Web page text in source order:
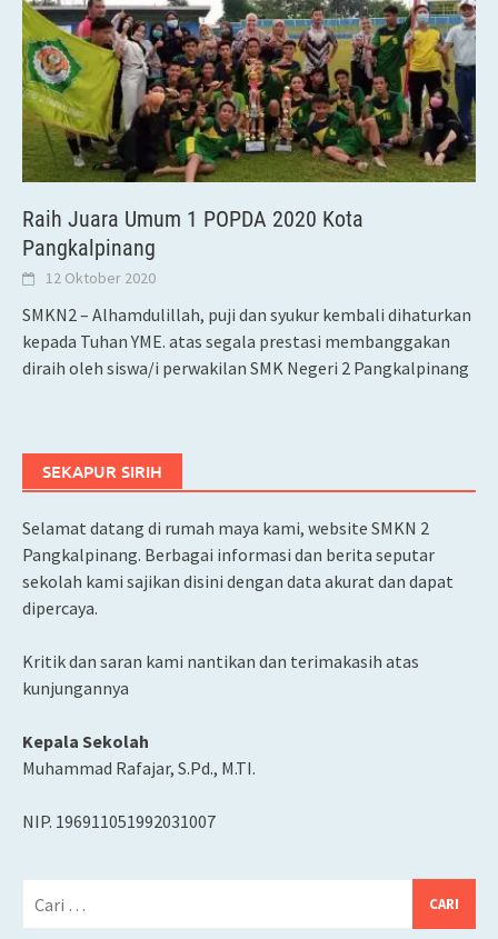
Raih Juara Umum 1 POPDA 2020 Kota
Pangkalpinang
12 Oktober 2020
SMKN2 – Alhamdulillah, puji dan syukur kembali dihaturkan
kepada Tuhan YME. atas segala prestasi membanggakan
diraih oleh siswa/i perwakilan SMK Negeri 2 Pangkalpinang
SEKAPUR SIRIH
Selamat datang di rumah maya kami, website SMKN 2
Pangkalpinang. Berbagai informasi dan berita seputar
sekolah kami sajikan disini dengan data akurat dan dapat
dipercaya.
Kritik dan saran kami nantikan dan terimakasih atas
kunjungannya
Kepala Sekolah
Muhammad Rafajar, S.Pd., M.TI.
NIP. 196911051992031007